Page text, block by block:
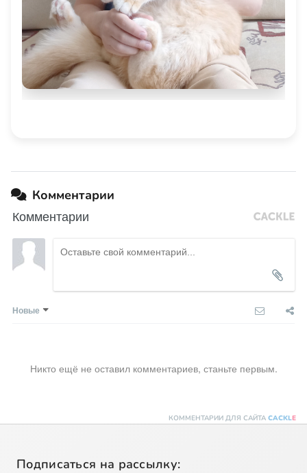
Комментарии
Комментарии
Новые
Никто ещё не оставил комментариев, станьте первым.
КОММЕНТАРИИ ДЛЯ САЙТА CACKLE
Подписаться на рассылку: